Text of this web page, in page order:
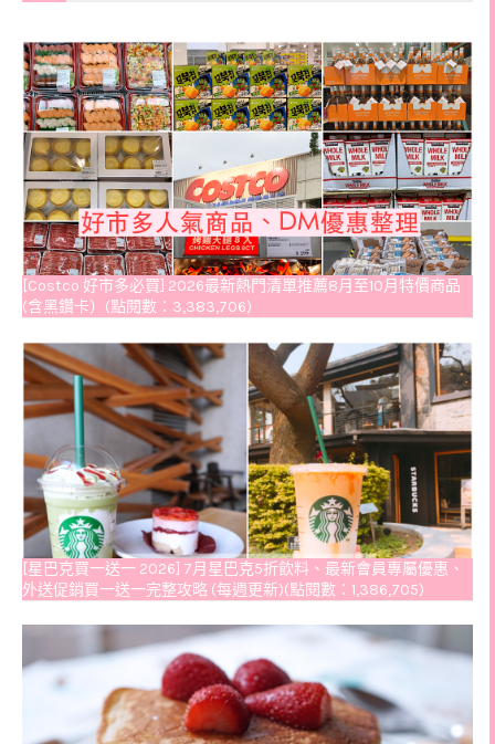
[Costco 好市多必買] 2026最新熱門清單推薦8月至10月特價商品
(含黑鑽卡）(點閱數：3,383,706)
[星巴克買一送一 2026] 7月星巴克5折飲料、最新會員專屬優惠、
外送促銷買一送一完整攻略 (每週更新)(點閱數：1,386,705)